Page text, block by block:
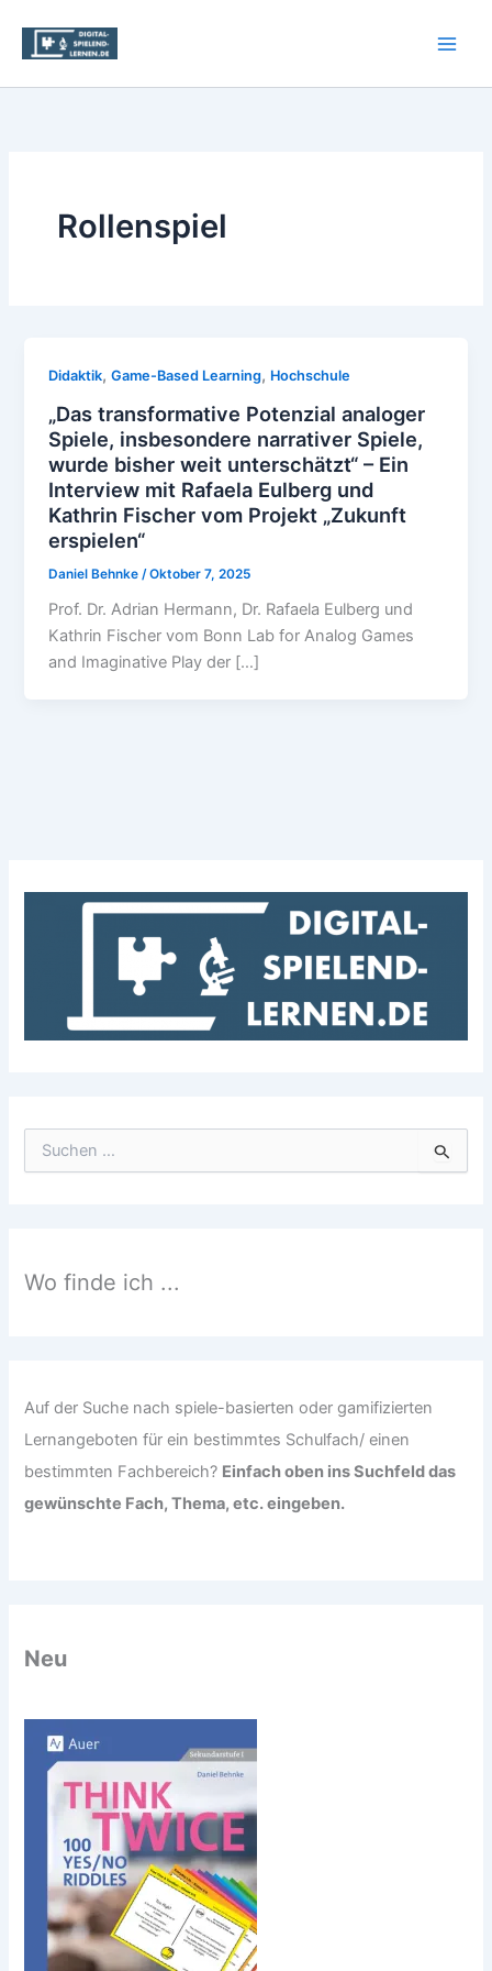
Inhalt
springen
Rollenspiel
Didaktik,Game-Based Learning, Hochschule
„Das transformative Potenzial analoger
Spiele, insbesondere narrativer Spiele,
wurde bisher weit unterschätzt“ – Ein
Interview mit Rafaela Eulberg und
Kathrin Fischer vom Projekt „Zukunft
erspielen“
Daniel Behnke /Oktober 7, 2025
Prof. Dr. Adrian Hermann, Dr. Rafaela Eulberg und
Kathrin Fischer vom Bonn Lab for Analog Games
and Imaginative Play der […]
n
a
Wo finde ich ...
Auf der Suche nach spiele-basierten oder gamifizierten
Lernangeboten für ein bestimmtes Schulfach/ einen
bestimmten Fachbereich? Einfach oben ins Suchfeld das
gewünschte Fach, Thema, etc. eingeben.
Neu